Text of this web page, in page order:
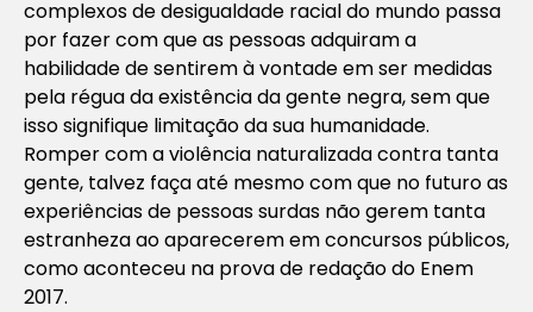
complexos de desigualdade racial do mundo passa
por fazer com que as pessoas adquiram a
habilidade de sentirem à vontade em ser medidas
pela régua da existência da gente negra, sem que
isso signifique limitação da sua humanidade.
Romper com a violência naturalizada contra tanta
gente, talvez faça até mesmo com que no futuro as
experiências de pessoas surdas não gerem tanta
estranheza ao aparecerem em concursos públicos,
como aconteceu na prova de redação do Enem
2017.